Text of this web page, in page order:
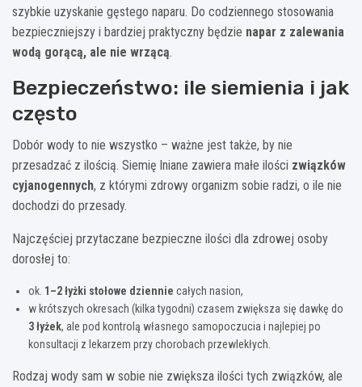
szybkie uzyskanie gęstego naparu. Do codziennego stosowania
bezpieczniejszy i bardziej praktyczny będzie napar z zalewania
wodą gorącą, ale nie wrzącą.
Bezpieczeństwo: ile siemienia i jak
często
Dobór wody to nie wszystko – ważne jest także, by nie
przesadzać z ilością. Siemię lniane zawiera małe ilości związków
cyjanogennych, z którymi zdrowy organizm sobie radzi, o ile nie
dochodzi do przesady.
Najczęściej przytaczane bezpieczne ilości dla zdrowej osoby
dorosłej to:
ok. 1–2 łyżki stołowe dziennie całych nasion,
w krótszych okresach (kilka tygodni) czasem zwiększa się dawkę do
3 łyżek, ale pod kontrolą własnego samopoczucia i najlepiej po
konsultacji z lekarzem przy chorobach przewlekłych.
Rodzaj wody sam w sobie nie zwiększa ilości tych związków, ale